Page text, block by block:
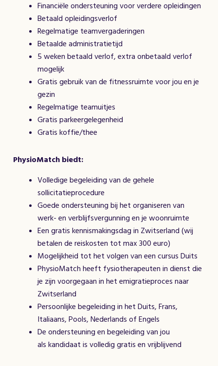
Financiële ondersteuning voor verdere opleidingen
Betaald opleidingsverlof
Regelmatige teamvergaderingen
Betaalde administratietijd
5 weken betaald verlof, extra onbetaald verlof
mogelijk
Gratis gebruik van de fitnessruimte voor jou en je
gezin
Regelmatige teamuitjes
Gratis parkeergelegenheid
Gratis koffie/thee
PhysioMatch biedt:
Volledige begeleiding van de gehele
sollicitatieprocedure
Goede ondersteuning bij het organiseren van
werk- en verblijfsvergunning en je woonruimte
Een gratis kennismakingsdag in Zwitserland (wij
betalen de reiskosten tot max 300 euro)
Mogelijkheid tot het volgen van een cursus Duits
PhysioMatch heeft fysiotherapeuten in dienst die
je zijn voorgegaan in het emigratieproces naar
Zwitserland
Persoonlijke begeleiding in het Duits, Frans,
Italiaans, Pools, Nederlands of Engels
De ondersteuning en begeleiding van jou
als kandidaat is volledig gratis en vrijblijvend